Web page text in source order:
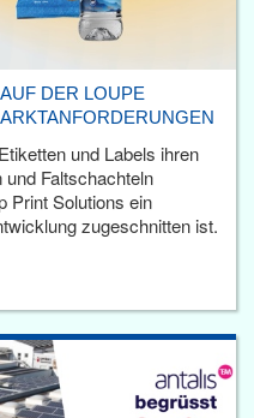
DER LOUPE
und Labels ihren
Faltschachteln
Print Solutions ein
zugeschnitten ist.